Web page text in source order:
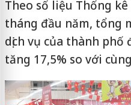
Theo số liệu Thống kê
tháng đầu năm, tổng
dịch vụ của thành
tăng 17,5% so với